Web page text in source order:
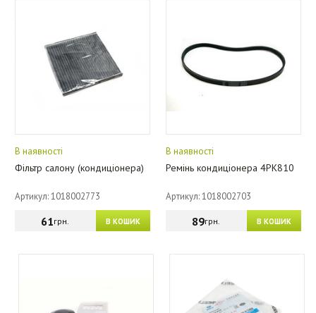
В наявності
Фільтр салону (кондиціонера)
Артикул: 1018002773
В КОШИК
61грн.
В наявності
Ремінь кондиціонера 4PK810
Артикул: 1018002703
В КОШИК
89грн.